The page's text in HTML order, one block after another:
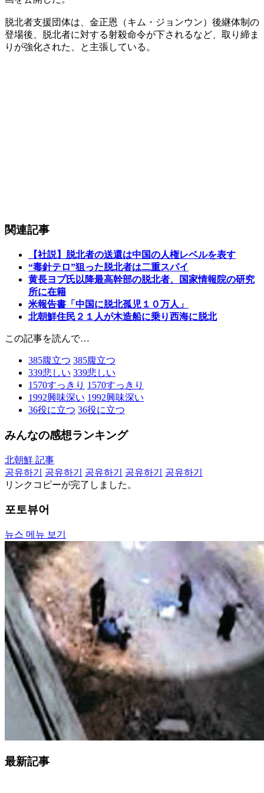
脱北者支援団体は、金正恩（キム・ジョンウン）後継体制の
登場後、脱北者に対する射殺命令が下されるなど、取り締ま
りが強化された、と主張している。
関連記事
【社説】脱北者の送還は中国の人権レベルを表す
“毒針テロ”狙った脱北者は二重スパイ
黄長ヨプ氏以降最高幹部の脱北者、国家情報院の研究
所に在籍
米報告書「中国に脱北孤児１０万人」
北朝鮮住民２１人が木造船に乗り西海に脱北
この記事を読んで…
385腹立つ 385腹立つ
339悲しい 339悲しい
1570すっきり 1570すっきり
1992興味深い 1992興味深い
36役に立つ 36役に立つ
みんなの感想ランキング
北朝鮮 記事
공유하기
공유하기 공유하기 공유하기
공유하기
リンクコピーが完了しました。
포토뷰어
뉴스 메뉴 보기
最新記事